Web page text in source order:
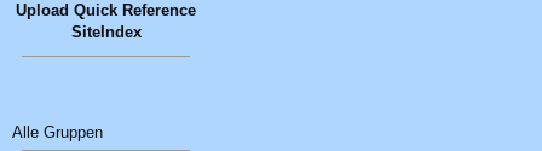
Upload Quick Reference
SiteIndex
Alle Gruppen